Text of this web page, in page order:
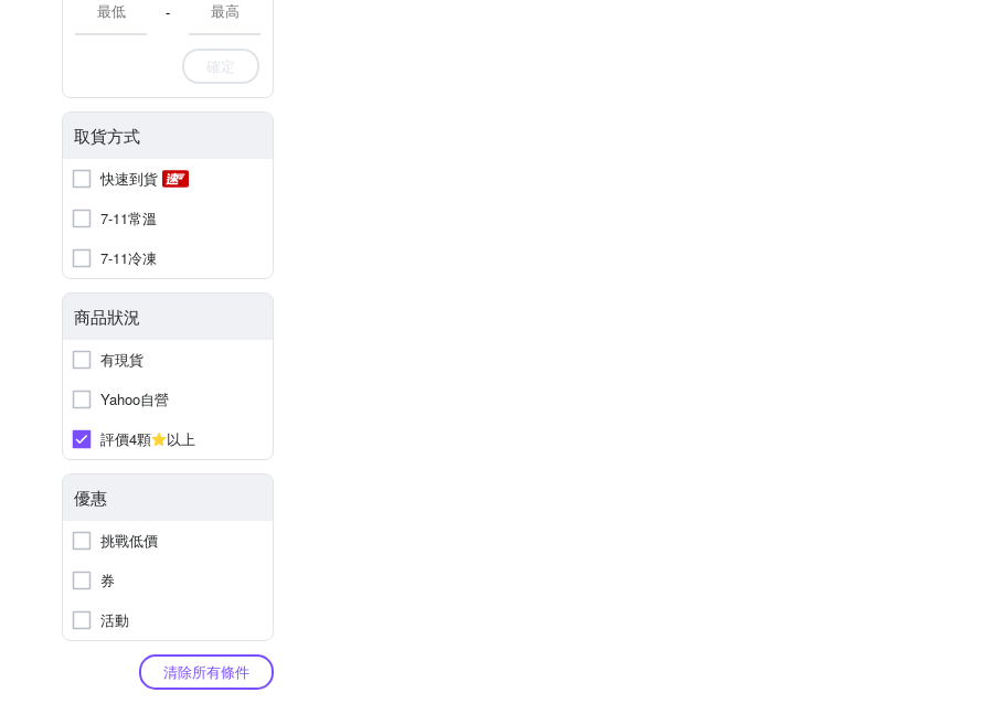
-
確定
取貨方式
快速到貨
7-11常溫
7-11冷凍
商品狀況
有現貨
Yahoo自營
評價4顆
以上
優惠
挑戰低價
券
活動
清除所有條件